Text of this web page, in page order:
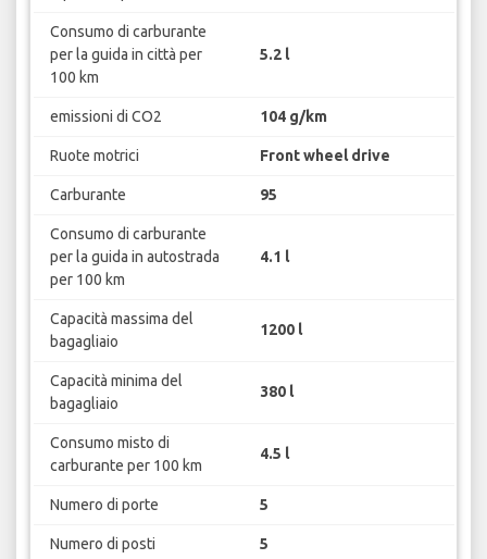
Consumo di carburante
per la guida in città per
100 km
5.2 l
emissioni di CO2 104 g/km
Ruote motrici Front wheel drive
Carburante 95
Consumo di carburante
per la guida in autostrada
per 100 km
4.1 l
Capacità massima del
bagagliaio
1200 l
Capacità minima del
bagagliaio
380 l
Consumo misto di
carburante per 100 km
4.5 l
Numero di porte 5
Numero di posti 5